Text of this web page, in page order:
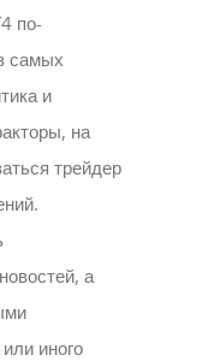
по-
самых
и
на
трейдер
а
иного